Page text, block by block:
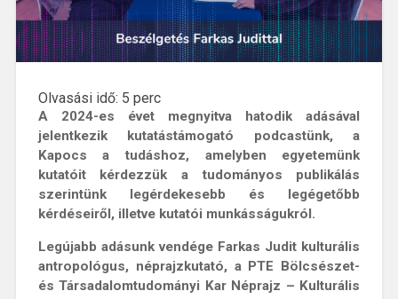
Olvasási idő: 5 perc
A 2024-es évet megnyitva hatodik adásával
jelentkezik kutatástámogató podcastünk, a
Kapocs a tudáshoz, amelyben egyetemünk
kutatóit kérdezzük a tudományos publikálás
szerintünk legérdekesebb és legégetőbb
kérdéseiről, illetve kutatói munkásságukról.
Legújabb adásunk vendége Farkas Judit kulturális
antropológus, néprajzkutató, a PTE Bölcsészet-
és Társadalomtudományi Kar Néprajz – Kulturális